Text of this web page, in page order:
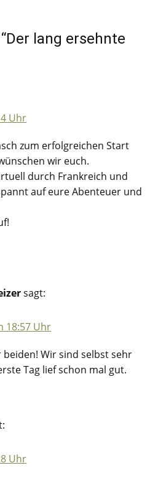
lang ersehnte
Uhr
zum erfolgreichen Start
wir euch.
durch Frankreich und
auf eure Abenteuer und
sagt:
18:57 Uhr
beiden! Wir sind selbst sehr
Tag lief schon mal gut.
Uhr